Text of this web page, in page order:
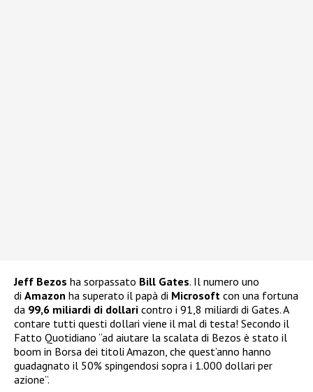
Jeff Bezos ha sorpassato Bill Gates. Il numero uno
di Amazon ha superato il papà di Microsoft con una fortuna
da 99,6 miliardi di dollari contro i 91,8 miliardi di Gates. A
contare tutti questi dollari viene il mal di testa! Secondo il
Fatto Quotidiano “ad aiutare la scalata di Bezos è stato il
boom in Borsa dei titoli Amazon, che quest’anno hanno
guadagnato il 50% spingendosi sopra i 1.000 dollari per
azione”.